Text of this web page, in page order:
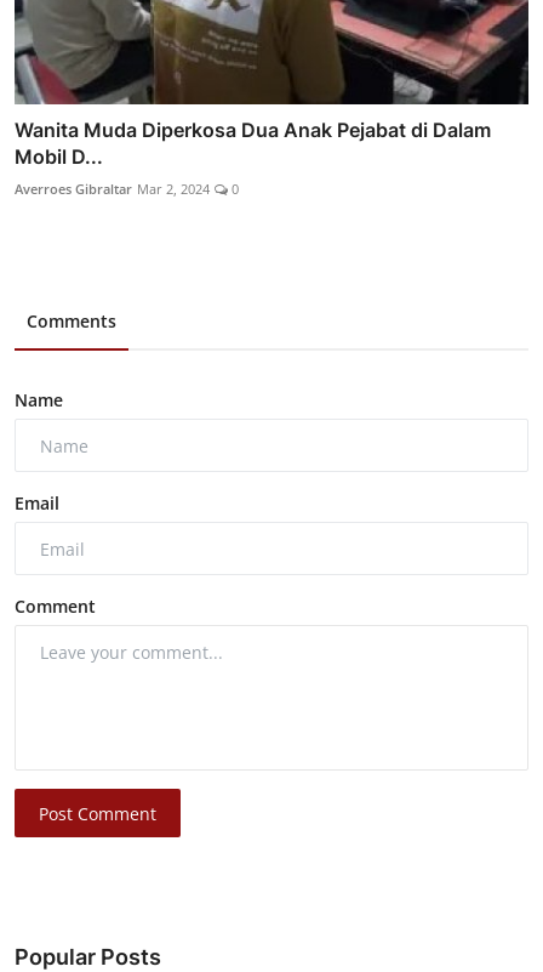
Wanita Muda Diperkosa Dua Anak Pejabat di Dalam
Mobil D...
Averroes Gibraltar Mar 2, 2024 0
Comments
Name
Email
Comment
Post Comment
Popular Posts